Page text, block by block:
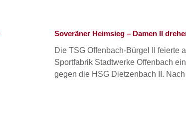
Soveräner Heimsieg – Damen II
Die TSG Offenbach-Bürgel II feierte
Sportfabrik Stadtwerke Offenbach
gegen die HSG Dietzenbach II.